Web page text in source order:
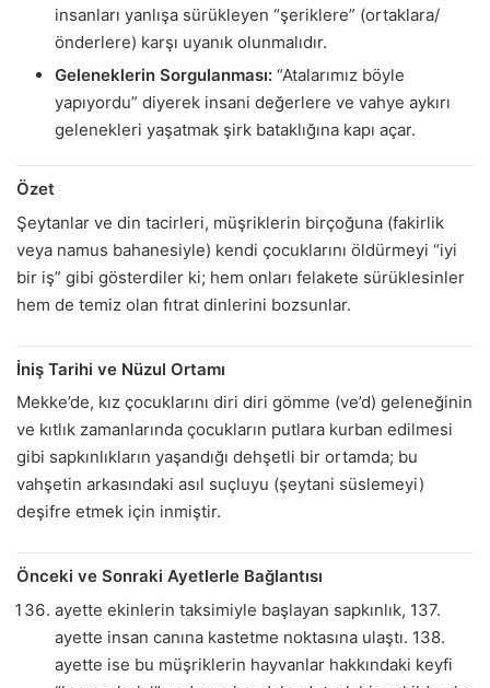
insanları yanlışa sürükleyen “şeriklere” (ortaklara/
önderlere) karşı uyanık olunmalıdır.
Geleneklerin Sorgulanması: “Atalarımız böyle
yapıyordu” diyerek insani değerlere ve vahye aykırı
gelenekleri yaşatmak şirk bataklığına kapı açar.
Özet
Şeytanlar ve din tacirleri, müşriklerin birçoğuna (fakirlik
veya namus bahanesiyle) kendi çocuklarını öldürmeyi “iyi
bir iş” gibi gösterdiler ki; hem onları felakete sürüklesinler
hem de temiz olan fıtrat dinlerini bozsunlar.
İniş Tarihi ve Nüzul Ortamı
Mekke’de, kız çocuklarını diri diri gömme (ve’d) geleneğinin
ve kıtlık zamanlarında çocukların putlara kurban edilmesi
gibi sapkınlıkların yaşandığı dehşetli bir ortamda; bu
vahşetin arkasındaki asıl suçluyu (şeytani süslemeyi)
deşifre etmek için inmiştir.
Önceki ve Sonraki Ayetlerle Bağlantısı
ayette ekinlerin taksimiyle başlayan sapkınlık, 137.
ayette insan canına kastetme noktasına ulaştı. 138.
ayette ise bu müşriklerin hayvanlar hakkındaki keyfi